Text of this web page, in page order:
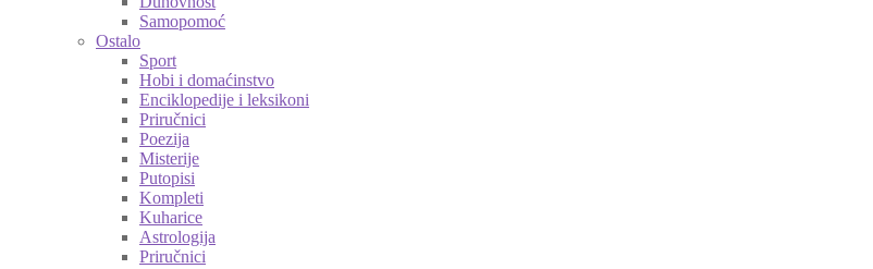
Samopomoć
Ostalo
Sport
Hobi i domaćinstvo
Enciklopedije i leksikoni
Priručnici
Poezija
Misterije
Putopisi
Kompleti
Kuharice
Astrologija
Priručnici